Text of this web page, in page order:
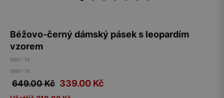
Béžovo-černý dámský pásek s leopardím
vzorem
9961-74
9961-74
649.00 Kč 339.00 Kč